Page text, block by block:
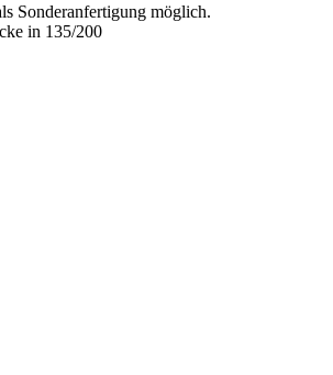
Sonderanfertigung möglich.
in 135/200